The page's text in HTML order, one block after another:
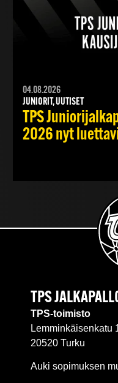
04.08.2026
JUNIORIT, UUTISET
TPS
2026 nyt
TPS
TPS-toimisto
Lemminkäisenkatu
20520 Turku
Auki sopimuksen